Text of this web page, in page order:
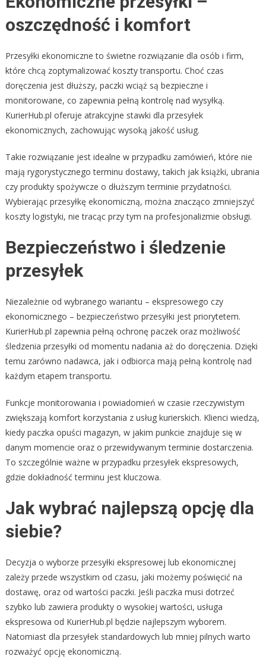
oszczędność i komfort
Przesyłki ekonomiczne to świetne rozwiązanie dla osób i firm,
które chcą zoptymalizować koszty transportu. Choć czas
doręczenia jest dłuższy, paczki wciąż są bezpieczne i
monitorowane, co zapewnia pełną kontrolę nad wysyłką.
KurierHub.pl oferuje atrakcyjne stawki dla przesyłek
ekonomicznych, zachowując wysoką jakość usług.
Takie rozwiązanie jest idealne w przypadku zamówień, które nie
mają rygorystycznego terminu dostawy, takich jak książki, ubrania
czy produkty spożywcze o dłuższym terminie przydatności.
Wybierając przesyłkę ekonomiczną, można znacząco zmniejszyć
koszty logistyki, nie tracąc przy tym na profesjonalizmie obsługi.
Bezpieczeństwo i śledzenie
przesyłek
Niezależnie od wybranego wariantu – ekspresowego czy
ekonomicznego – bezpieczeństwo przesyłki jest priorytetem.
KurierHub.pl zapewnia pełną ochronę paczek oraz możliwość
śledzenia przesyłki od momentu nadania aż do doręczenia. Dzięki
temu zarówno nadawca, jak i odbiorca mają pełną kontrolę nad
każdym etapem transportu.
Funkcje monitorowania i powiadomień w czasie rzeczywistym
zwiększają komfort korzystania z usług kurierskich. Klienci wiedzą,
kiedy paczka opuści magazyn, w jakim punkcie znajduje się w
danym momencie oraz o przewidywanym terminie dostarczenia.
To szczególnie ważne w przypadku przesyłek ekspresowych,
gdzie dokładność terminu jest kluczowa.
Jak wybrać najlepszą opcję dla
siebie?
Decyzja o wyborze przesyłki ekspresowej lub ekonomicznej
zależy przede wszystkim od czasu, jaki możemy poświęcić na
dostawę, oraz od wartości paczki. Jeśli paczka musi dotrzeć
szybko lub zawiera produkty o wysokiej wartości, usługa
ekspresowa od KurierHub.pl będzie najlepszym wyborem.
Natomiast dla przesyłek standardowych lub mniej pilnych warto
rozważyć opcję ekonomiczną.